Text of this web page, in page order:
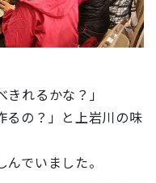
れるかな？」
るの？」と上岩川の味
でいました。